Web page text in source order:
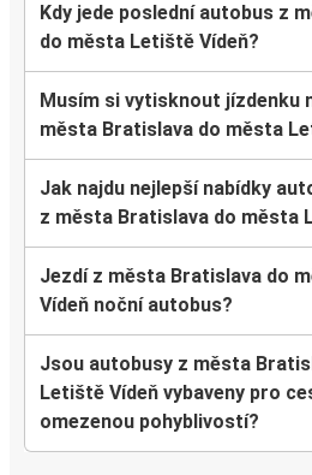
Kdy jede poslední autobus z
do města Letiště Vídeň?
Musím si vytisknout jízdenku
města Bratislava do města
Jak najdu nejlepší nabídky
z města Bratislava do města
Jezdí z města Bratislava do
Vídeň noční autobus?
Jsou autobusy z města
Letiště Vídeň vybaveny pro
omezenou pohyblivostí?